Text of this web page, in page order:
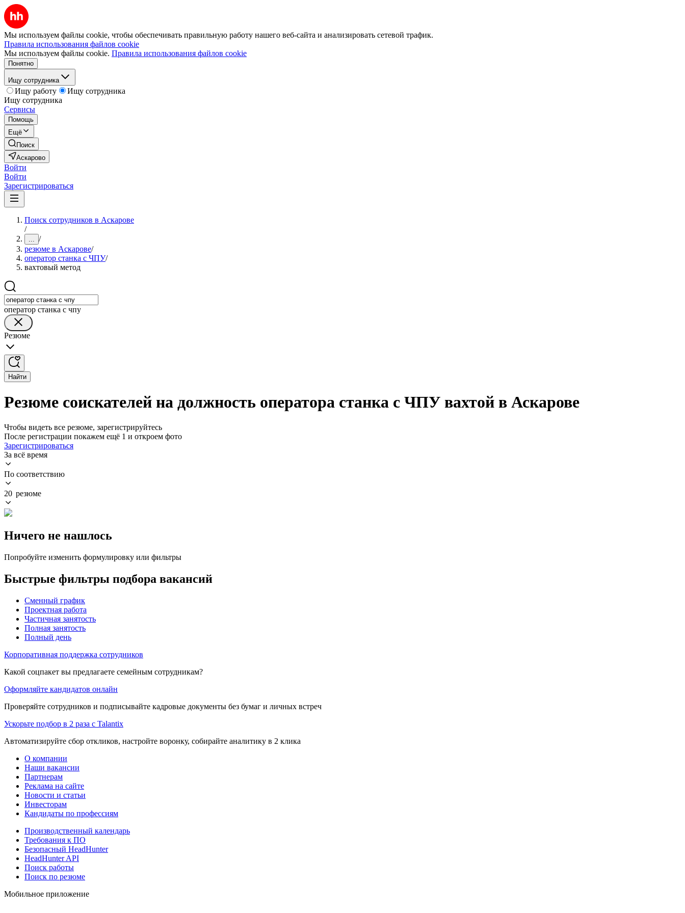
Мы используем файлы cookie, чтобы обеспечивать правильную работу нашего веб-сайта и анализировать сетевой трафик.
Правила использования файлов cookie
Мы используем файлы cookie. Правила использования файлов cookie
Понятно
Ищу сотрудника
Ищу работу
Ищу сотрудника
Ищу сотрудника
Сервисы
Помощь
Ещё
Поиск
Аскарово
Войти
Войти
Зарегистрироваться
Поиск сотрудников в Аскарове
/
... /
резюме в Аскарове/
оператор станка с ЧПУ/
вахтовый метод
оператор станка с чпу
Резюме
Найти
Резюме соискателей на должность оператора станка с ЧПУ вахтой в Аскарове
Чтобы видеть все резюме, зарегистрируйтесь
После регистрации покажем ещё 1 и откроем фото
Зарегистрироваться
За всё время
По соответствию
20 резюме
Ничего не нашлось
Попробуйте изменить формулировку или фильтры
Быстрые фильтры подбора вакансий
Сменный график
Проектная работа
Частичная занятость
Полная занятость
Полный день
Корпоративная поддержка сотрудников
Какой соцпакет вы предлагаете семейным сотрудникам?
Оформляйте кандидатов онлайн
Проверяйте сотрудников и подписывайте кадровые документы без бумаг и личных встреч
Ускорьте подбор в 2 раза с Talantix
Автоматизируйте сбор откликов, настройте воронку, собирайте аналитику в 2 клика
О компании
Наши вакансии
Партнерам
Реклама на сайте
Новости и статьи
Инвесторам
Кандидаты по профессиям
Производственный календарь
Требования к ПО
Безопасный HeadHunter
HeadHunter API
Поиск работы
Поиск по резюме
Мобильное приложение